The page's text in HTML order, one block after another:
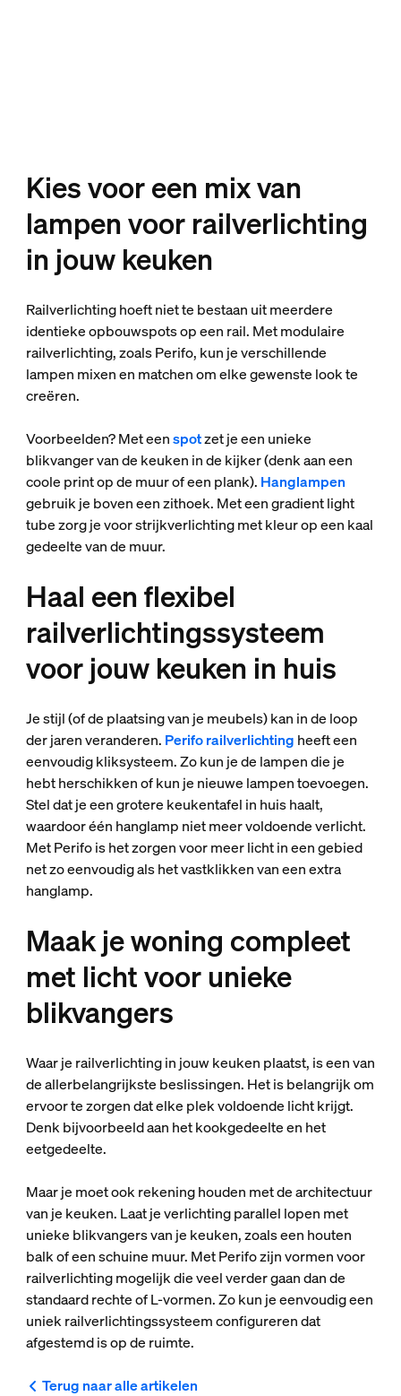
Kies voor een mix van
lampen voor railverlichting
in jouw keuken
Railverlichting hoeft niet te bestaan uit meerdere
identieke opbouwspots op een rail. Met modulaire
railverlichting, zoals Perifo, kun je verschillende
lampen mixen en matchen om elke gewenste look te
creëren.
Voorbeelden? Met eenspotzet je een unieke
blikvanger van de keuken in de kijker (denk aan een
coole print op de muur of een plank). Hanglampen
gebruik je boven een zithoek. Met een gradient light
tube zorg je voor strijkverlichting met kleur op een kaal
gedeelte van de muur.
Haal een flexibel
railverlichtingssysteem
voor jouw keuken in huis
Je stijl (of de plaatsing van je meubels) kan in de loop
der jaren veranderen. Perifo railverlichting heeft een
eenvoudig kliksysteem. Zo kun je de lampen die je
hebt herschikken of kun je nieuwe lampen toevoegen.
Stel dat je een grotere keukentafel in huis haalt,
waardoor één hanglamp niet meer voldoende verlicht.
Met Perifo is het zorgen voor meer licht in een gebied
net zo eenvoudig als het vastklikken van een extra
hanglamp.
Maak je woning compleet
met licht voor unieke
blikvangers
Waar je railverlichting in jouw keuken plaatst, is een van
de allerbelangrijkste beslissingen. Het is belangrijk om
ervoor te zorgen dat elke plek voldoende licht krijgt.
Denk bijvoorbeeld aan het kookgedeelte en het
eetgedeelte.
Maar je moet ook rekening houden met de architectuur
van je keuken. Laat je verlichting parallel lopen met
unieke blikvangers van je keuken, zoals een houten
balk of een schuine muur. Met Perifo zijn vormen voor
railverlichting mogelijk die veel verder gaan dan de
standaard rechte of L-vormen. Zo kun je eenvoudig een
uniek railverlichtingssysteem configureren dat
afgestemd is op de ruimte.
Terug naar alle artikelen